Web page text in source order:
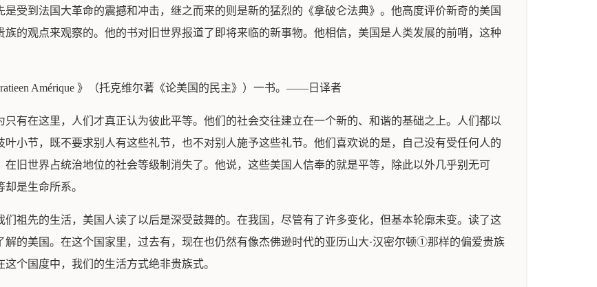
受到法国大革命的震撼和冲击，继之而来的则是新的猛烈的《拿破仑法典》。他高度评价新奇的美国
的观点来观察的。他的书对旧世界报道了即将来临的新事物。他相信，美国是人类发展的前哨，这种
Amérique 》（托克维尔著《论美国的民主》）一书。——日译者
有在这里，人们才真正认为彼此平等。他们的社会交往建立在一个新的、和谐的基础之上。人们都以
小节，既不要求别人有这些礼节，也不对别人施予这些礼节。他们喜欢说的是，自己没有受任何人的
旧世界占统治地位的社会等级制消失了。他说，这些美国人信奉的就是平等，除此以外几乎别无可
是生命所系。
祖先的生活，美国人读了以后是深受鼓舞的。在我国，尽管有了许多变化，但基本轮廓未变。读了这
解的美国。在这个国家里，过去有，现在也仍然有像杰佛逊时代的亚历山大·汉密尔顿①那样的偏爱贵族
个国度中，我们的生活方式绝非贵族式。